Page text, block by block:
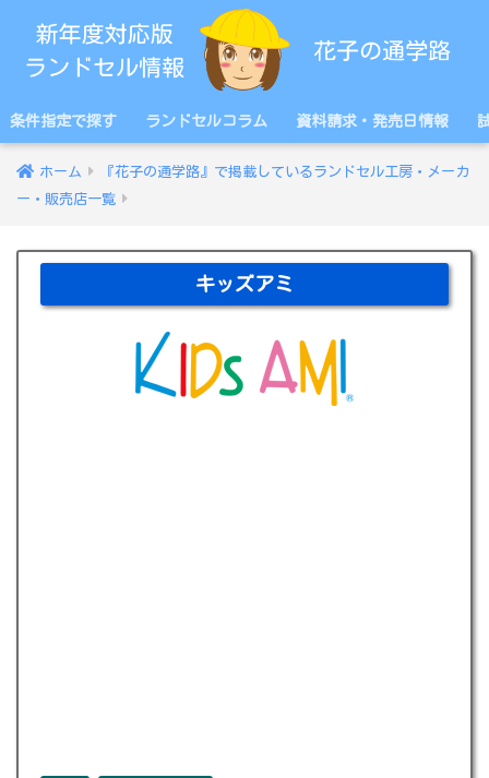
条件指定で探す ランドセルコラム 資料請求・発売日情報
ホーム
『花子の通学路』で掲載しているランドセル工房・メーカ
ー・販売店一覧
キッズアミ